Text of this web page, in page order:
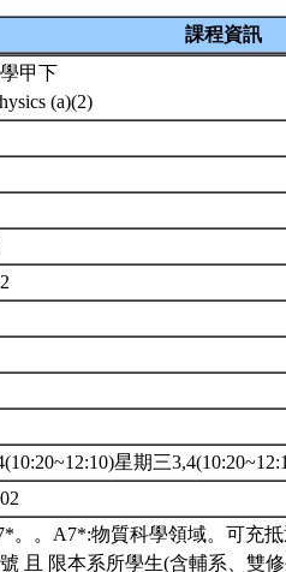
課程資訊
甲下
(a)(2)
星期三
。。A7*:物質科學領域。可充
且 限本系所學生(含輔系、雙